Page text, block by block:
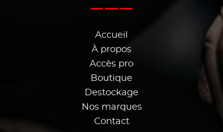
Accueil
À propos
Accès pro
Boutique
Destockage
Nos marques
Contact